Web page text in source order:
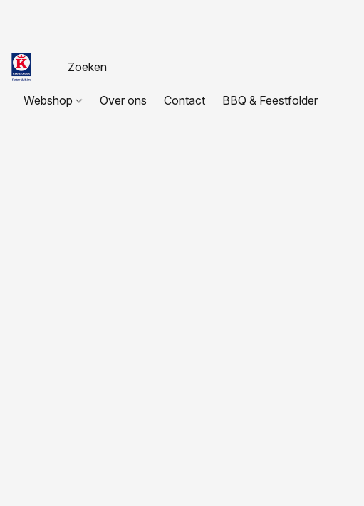
Webshop Over ons Contact BBQ & Feestfolder